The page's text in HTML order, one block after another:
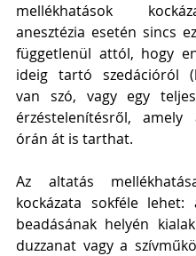
mellékhatások
anesztézia esetén sincs
függetlenül attól, hogy
ideig tartó szedációról
van szó, vagy egy
érzéstelenítésről,
órán át is tarthat.
Az altatás
kockázata sokféle lehet:
beadásának helyén
duzzanat vagy a